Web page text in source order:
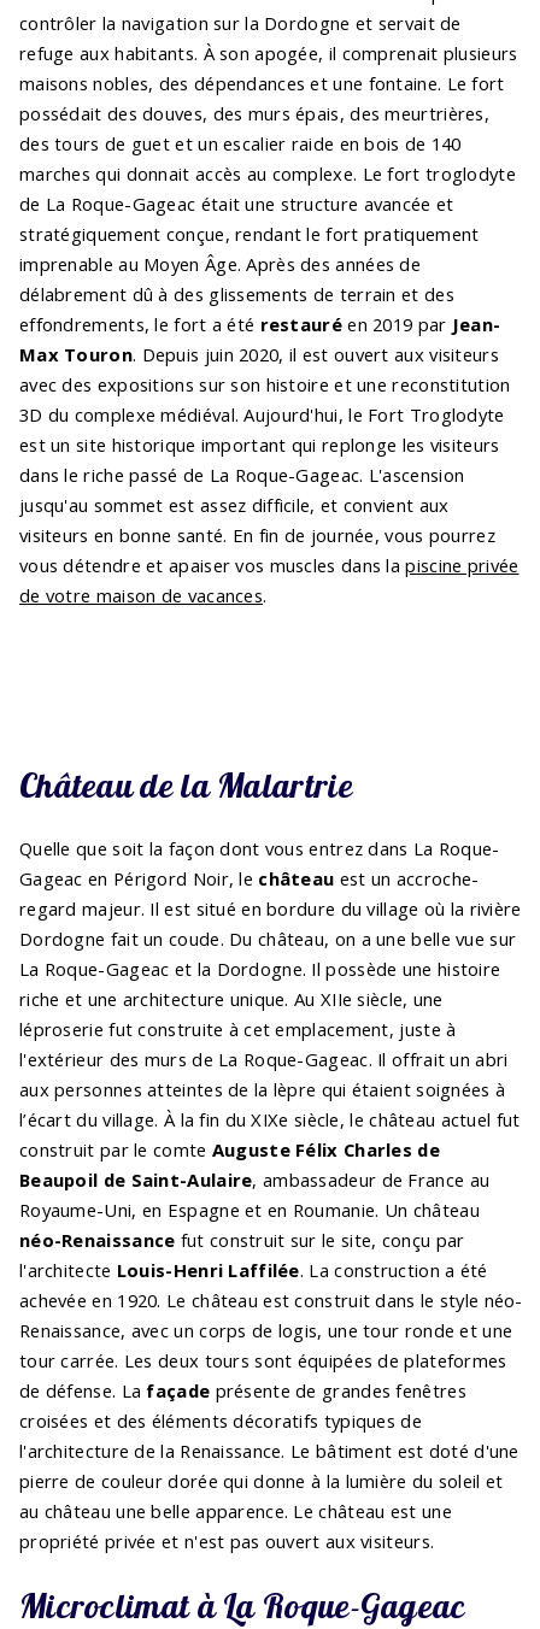
contrôler la navigation sur la Dordogne et servait de
refuge aux habitants. À son apogée, il comprenait plusieurs
maisons nobles, des dépendances et une fontaine. Le fort
possédait des douves, des murs épais, des meurtrières,
des tours de guet et un escalier raide en bois de 140
marches qui donnait accès au complexe. Le fort troglodyte
de La Roque-Gageac était une structure avancée et
stratégiquement conçue, rendant le fort pratiquement
imprenable au Moyen Âge. Après des années de
délabrement dû à des glissements de terrain et des
effondrements, le fort a été restauréen 2019 par Jean-
Max Touron. Depuis juin 2020, il est ouvert aux visiteurs
avec des expositions sur son histoire et une reconstitution
3D du complexe médiéval. Aujourd'hui, le Fort Troglodyte
est un site historique important qui replonge les visiteurs
dans le riche passé de La Roque-Gageac. L'ascension
jusqu'au sommet est assez difficile, et convient aux
visiteurs en bonne santé. En fin de journée, vous pourrez
vous détendre et apaiser vos muscles dans lapiscine privée
de votre maison de vacances.
Château de la Malartrie
Quelle que soit la façon dont vous entrez dans La Roque-
Gageac en Périgord Noir, le château est un accroche-
regard majeur. Il est situé en bordure du village où la rivière
Dordogne fait un coude. Du château, on a une belle vue sur
La Roque-Gageac et la Dordogne. Il possède une histoire
riche et une architecture unique. Au XIIe siècle, une
léproserie fut construite à cet emplacement, juste à
l'extérieur des murs de La Roque-Gageac. Il offrait un abri
aux personnes atteintes de la lèpre qui étaient soignées à
l’écart du village. À la fin du XIXe siècle, le château actuel fut
construit par le comte Auguste Félix Charles de
Beaupoil de Saint-Aulaire, ambassadeur de France au
Royaume-Uni, en Espagne et en Roumanie. Un château
néo-Renaissance fut construit sur le site, conçu par
l'architecte Louis-Henri Laffilée. La construction a été
achevée en 1920. Le château est construit dans le style néo-
Renaissance, avec un corps de logis, une tour ronde et une
tour carrée. Les deux tours sont équipées de plateformes
de défense. La façade présente de grandes fenêtres
croisées et des éléments décoratifs typiques de
l'architecture de la Renaissance. Le bâtiment est doté d'une
pierre de couleur dorée qui donne à la lumière du soleil et
au château une belle apparence. Le château est une
propriété privée et n'est pas ouvert aux visiteurs.
Microclimat à La Roque-Gageac